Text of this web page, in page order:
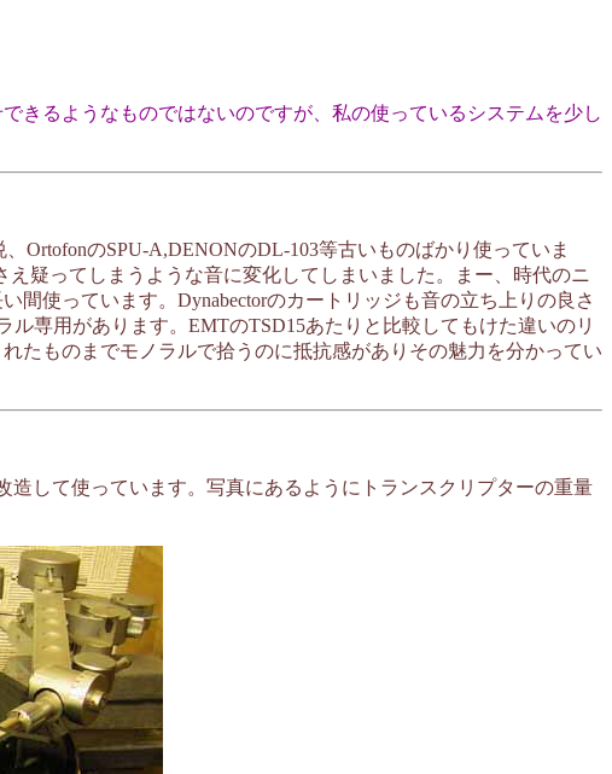
きるようなものではないのですが、私の使っているシステムを少し
OrtofonのSPU-A,DENONのDL-103等古いものばかり使っていま
疑ってしまうような音に変化してしまいました。まー、時代のニ
使っています。Dynabectorのカートリッジも音の立ち上りの良さ
専用があります。EMTのTSD15あたりと比較してもけた違いのリ
たものまでモノラルで拾うのに抵抗感がありその魅力を分かってい
して使っています。写真にあるようにトランスクリプターの重量